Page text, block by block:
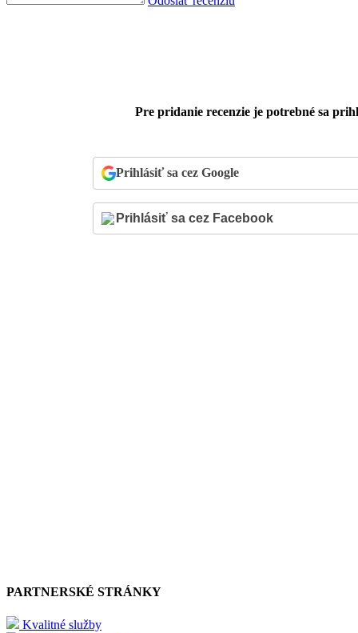
Pre pridanie recenzie je potrebné sa
Prihlásiť sa cez Google
PARTNERSKÉ STRÁNKY
Kvalitné služby